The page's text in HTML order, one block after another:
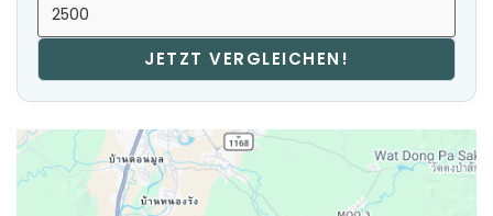
JETZT VERGLEICHEN!